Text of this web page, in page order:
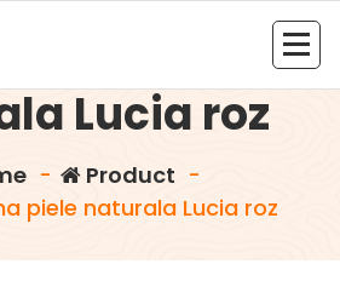
dama piele
Lucia roz
- Product -
piele naturala Lucia roz